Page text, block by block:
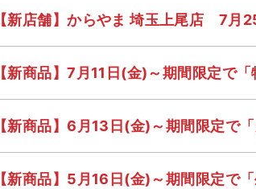
【新店舗】からやま 埼玉上尾店 7月
【新商品】7月11日(金)～期間限定で
【新商品】6月13日(金)～期間限定で
【新商品】5月16日(金)～期間限定で